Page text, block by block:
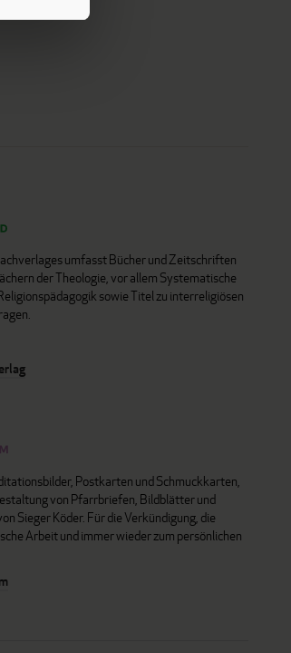
umfasst Bücher und Zeitschriften
der Theologie, vor allem Systematische
sowie Titel zu interreligiösen
Postkarten und Schmuckkarten,
von Pfarrbriefen, Bildblätter und
Sieger Köder. Für die Verkündigung, die
Arbeit und immer wieder zum persönlichen